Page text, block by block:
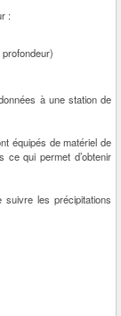
:
profondeur)
à une station de
équipés de matériel de
ce qui permet d’obtenir
les précipitations